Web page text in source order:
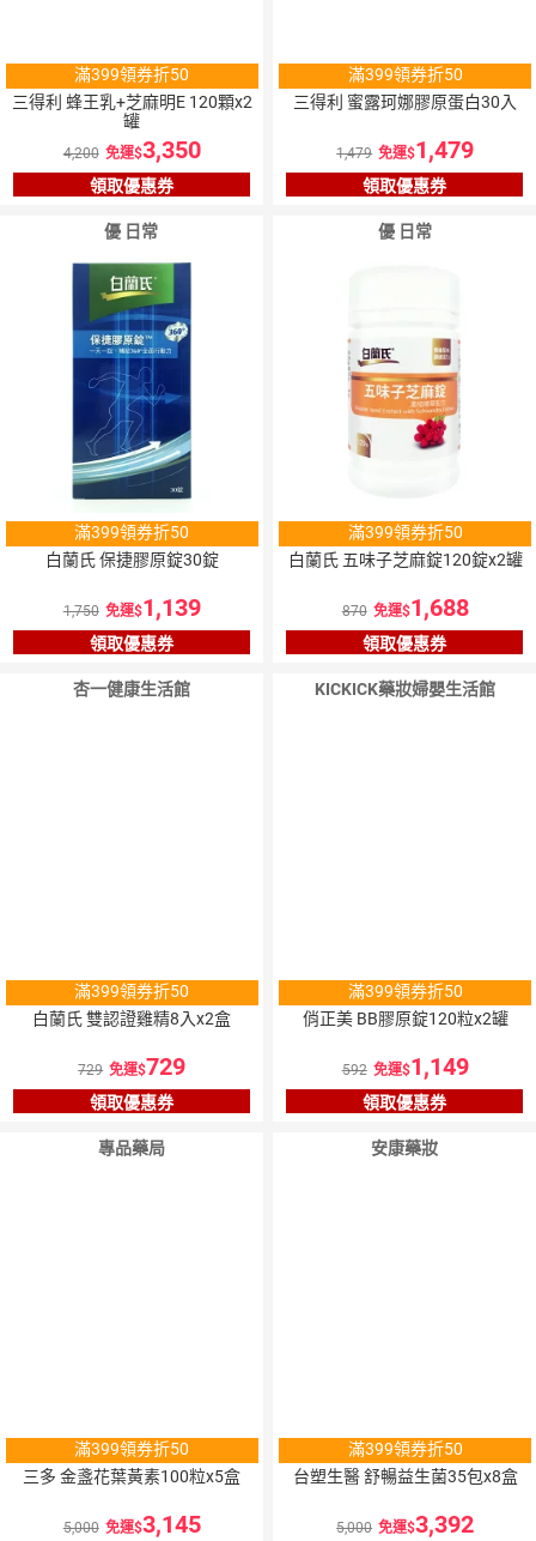
滿399領券折50
三得利 蜂王乳+芝麻明E 120顆x2
罐
4,200 免運 3,350
領取優惠券
滿399領券折50
三得利 蜜露珂娜膠原蛋白30入
1,479 免運 1,479
領取優惠券
優 日常
滿399領券折50
白蘭氏 保捷膠原錠30錠
1,750 免運 1,139
領取優惠券
優 日常
滿399領券折50
白蘭氏 五味子芝麻錠120錠x2罐
870 免運 1,688
領取優惠券
杏一健康生活館
滿399領券折50
白蘭氏 雙認證雞精8入x2盒
729 免運 729
領取優惠券
KICKICK藥妝婦嬰生活館
滿399領券折50
俏正美 BB膠原錠120粒x2罐
592 免運 1,149
領取優惠券
專品藥局
滿399領券折50
三多 金盞花葉黃素100粒x5盒
5,000 免運 3,145
安康藥妝
滿399領券折50
台塑生醫 舒暢益生菌35包x8盒
5,000 免運 3,392